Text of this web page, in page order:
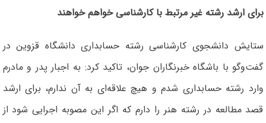
برای ارشد رشته غیر مرتبط با کارشناسی خواهم خواهند
ستایش دانشجوی کارشناسی رشته حسابداری دانشگاه قزوین در
گفت‌وگو با باشگاه خبرنگاران جوان، تاکید کرد: به اجبار پدر و مادرم
وارد رشته حسابداری شدم و هیچ علاقه‌ای به آن ندارم، برای ارشد
قصد مطالعه در رشته هنر را دارم که اگر این مصوبه اجرایی شود از